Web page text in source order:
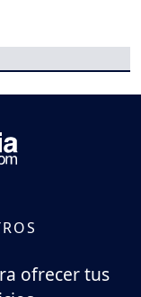
ofrecer tus